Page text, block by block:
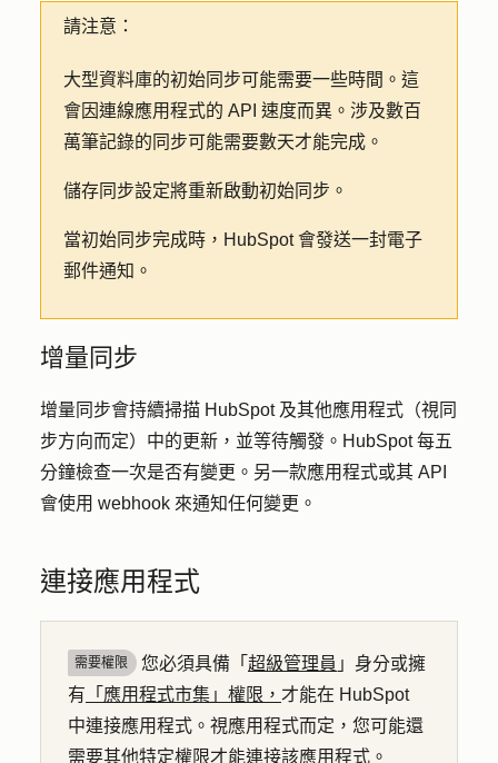
請注意：
大型資料庫的初始同步可能需要一些時間。這
會因連線應用程式的 API 速度而異。涉及數百
萬筆記錄的同步可能需要數天才能完成。
儲存同步設定將重新啟動初始同步。
當初始同步完成時，HubSpot 會發送一封電子
郵件通知。
增量同步
增量同步會持續掃描 HubSpot 及其他應用程式（視同
步方向而定）中的更新，並等待觸發。HubSpot 每五
分鐘檢查一次是否有變更。另一款應用程式或其 API
會使用 webhook 來通知任何變更。
連接應用程式
需要權限 您必須具備「 超級管理員 」身分或擁
有 「應用程式市集」權限， 才能在 HubSpot
中連接應用程式。視應用程式而定，您可能還
需要其他特定權限才能連接該應用程式。